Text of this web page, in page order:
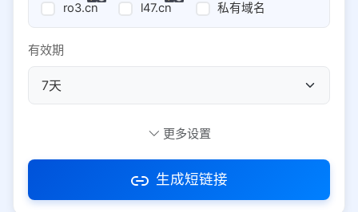
ro3.cn
l47.cn 私有域名
有效期
访问密码
更多设置
生成短链接